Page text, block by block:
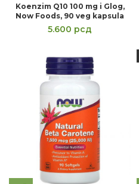
Koenzim Q10 100 mg i Glog,
Now Foods, 90 veg kapsula
5.600 рсд